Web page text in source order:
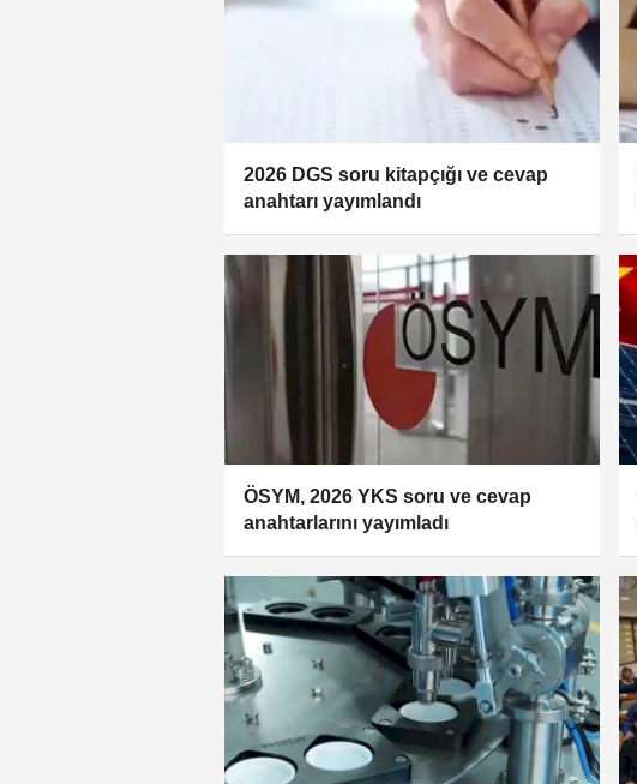
2026 DGS soru kitapçığı ve cevap
anahtarı yayımlandı
ÖSYM, 2026 YKS soru ve cevap
anahtarlarını yayımladı